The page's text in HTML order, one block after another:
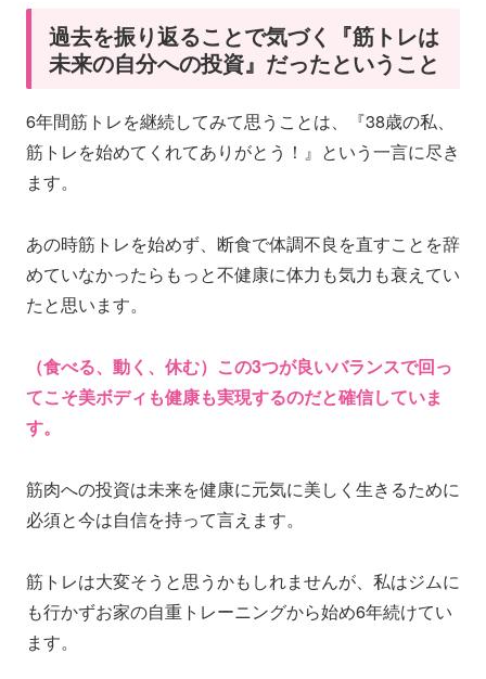
過去を振り返ることで気づく『筋トレは
未来の自分への投資』だったということ
6年間筋トレを継続してみて思うことは、『38歳の私、
筋トレを始めてくれてありがとう！』という一言に尽き
ます。
あの時筋トレを始めず、断食で体調不良を直すことを辞
めていなかったらもっと不健康に体力も気力も衰えてい
たと思います。
（食べる、動く、休む）この3つが良いバランスで回っ
てこそ美ボディも健康も実現するのだと確信していま
す。
筋肉への投資は未来を健康に元気に美しく生きるために
必須と今は自信を持って言えます。
筋トレは大変そうと思うかもしれませんが、私はジムに
も行かずお家の自重トレーニングから始め6年続けてい
ます。